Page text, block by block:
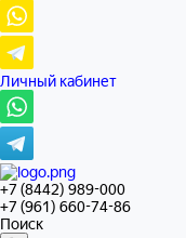
Личный кабинет
+7 (8442) 989-000
+7 (961) 660-74-86
Поиск